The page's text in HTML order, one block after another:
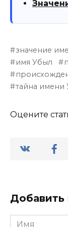
значение
имя Убыл
тайна имени
Оцените
Добавить
Имя